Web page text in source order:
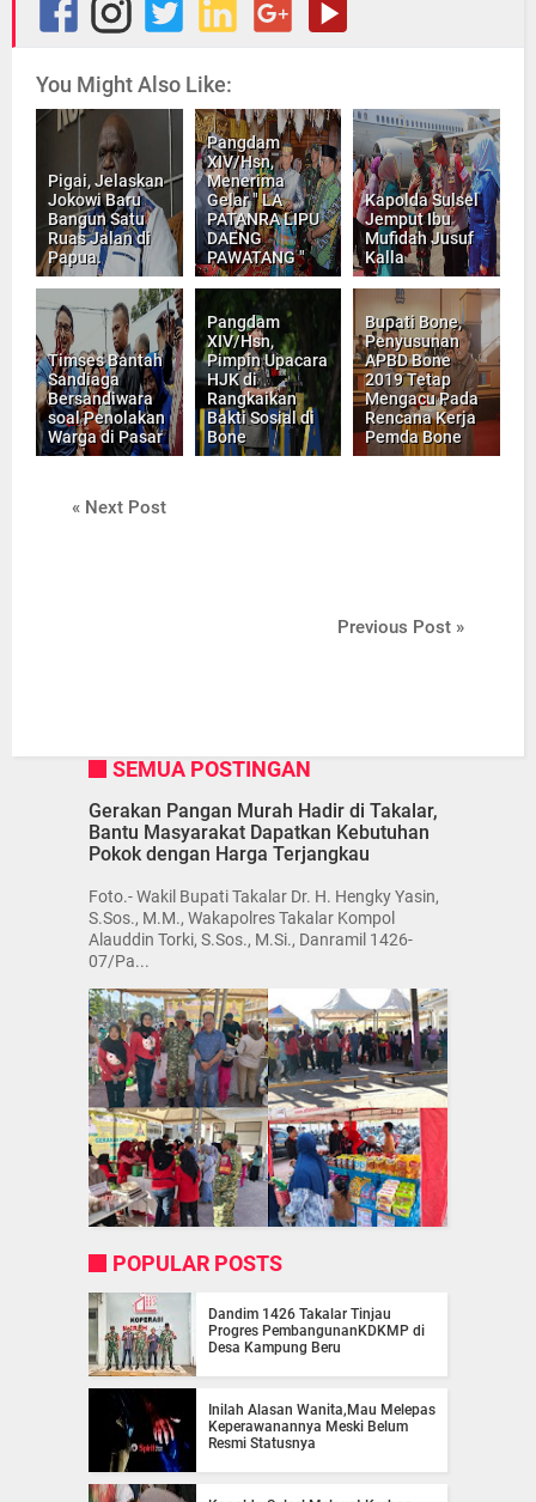
You Might Also Like:
Pigai, Jelaskan
Jokowi Baru
Bangun Satu
Ruas Jalan di
Papua.
Pangdam
XIV/Hsn,
Menerima
Gelar " LA
PATANRA LIPU
DAENG
PAWATANG "
Kapolda Sulsel
Jemput Ibu
Mufidah Jusuf
Kalla
Timses Bantah
Sandiaga
Bersandiwara
soal Penolakan
Warga di Pasar
Pangdam
XIV/Hsn,
Pimpin Upacara
HJK di
Rangkaikan
Bakti Sosial di
Bone
Bupati Bone,
Penyusunan
APBD Bone
2019 Tetap
Mengacu Pada
Rencana Kerja
Pemda Bone
« Next Post
Previous Post »
SEMUA POSTINGAN
Gerakan Pangan Murah Hadir di Takalar,
Bantu Masyarakat Dapatkan Kebutuhan
Pokok dengan Harga Terjangkau
Foto.- Wakil Bupati Takalar Dr. H. Hengky Yasin,
S.Sos., M.M., Wakapolres Takalar Kompol
Alauddin Torki, S.Sos., M.Si., Danramil 1426-
07/Pa...
POPULAR POSTS
Dandim 1426 Takalar Tinjau
Progres PembangunanKDKMP di
Desa Kampung Beru
Inilah Alasan Wanita,Mau Melepas
Keperawanannya Meski Belum
Resmi Statusnya